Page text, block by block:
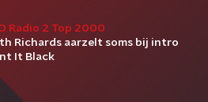
Radio 2 Top 2000
Richards aarzelt soms bij intro
It Black